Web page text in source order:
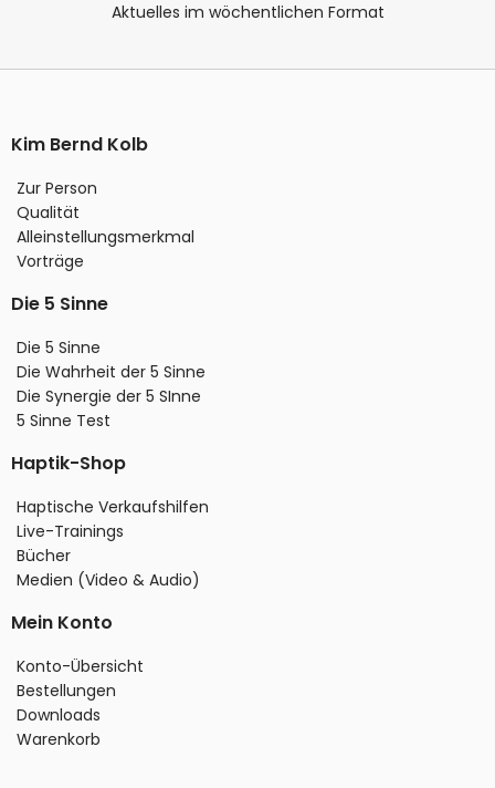
Aktuelles im wöchentlichen Format
Kim Bernd Kolb
Zur Person
Qualität
Alleinstellungsmerkmal
Vorträge
Die 5 Sinne
Die 5 Sinne
Die Wahrheit der 5 Sinne
Die Synergie der 5 SInne
5 Sinne Test
Haptik-Shop
Haptische Verkaufshilfen
Live-Trainings
Bücher
Medien (Video & Audio)
Mein Konto
Konto-Übersicht
Bestellungen
Downloads
Warenkorb